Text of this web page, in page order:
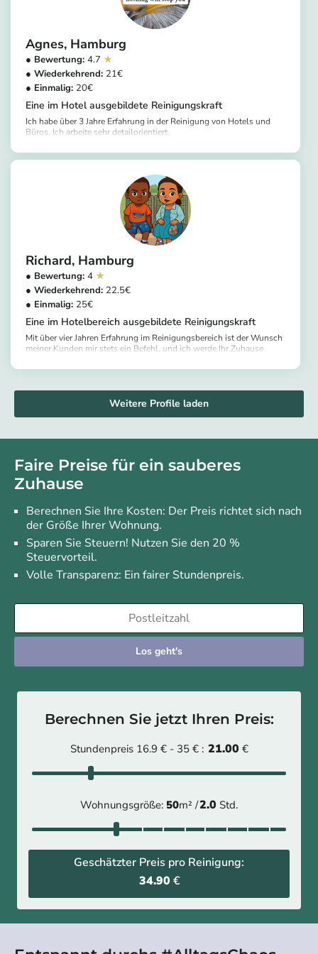
Agnes Hamburg
4.7
21
20
Eine im Hotel ausgebildete Reinigungskraft
Ich habe über 3 Jahre Erfahrung in der Reinigung von Hotels und
Büros. Ich arbeite sehr detailorientiert.
Richard Hamburg
4
22.5
25
Eine im Hotelbereich ausgebildete Reinigungskraft
Mit über vier Jahren Erfahrung im Reinigungsbereich ist der Wunsch
meiner Kunden mir stets ein Befehl, und ich werde Ihr Zuhause
Weitere Profile laden
Faire Preise für ein sauberes
Zuhause
Berechnen Sie Ihre Kosten: Der Preis richtet sich nach
der Größe Ihrer Wohnung.
Sparen Sie Steuern! Nutzen Sie den 20 %
Steuervorteil.
Volle Transparenz: Ein fairer Stundenpreis.
Los geht's
Berechnen Sie jetzt Ihren Preis:
Stundenpreis 16.9 € - 35 € : 21.00 €
Wohnungsgröße: 50m² /2.0 Std.
Geschätzter Preis pro Reinigung:
34.90 €